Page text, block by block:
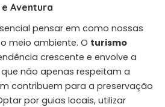
Aventura
pensar em como nossas
meio ambiente. O turismo
crescente e envolve a
não apenas respeitam a
contribuem para a preservação
por guias locais, utilizar